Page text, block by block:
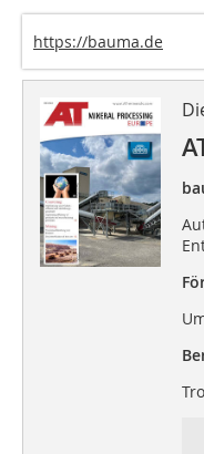
https://bauma.de